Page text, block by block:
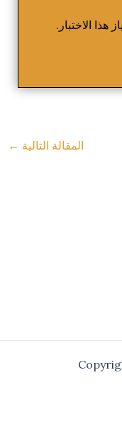
الاختبار.
المقالة التالية ←